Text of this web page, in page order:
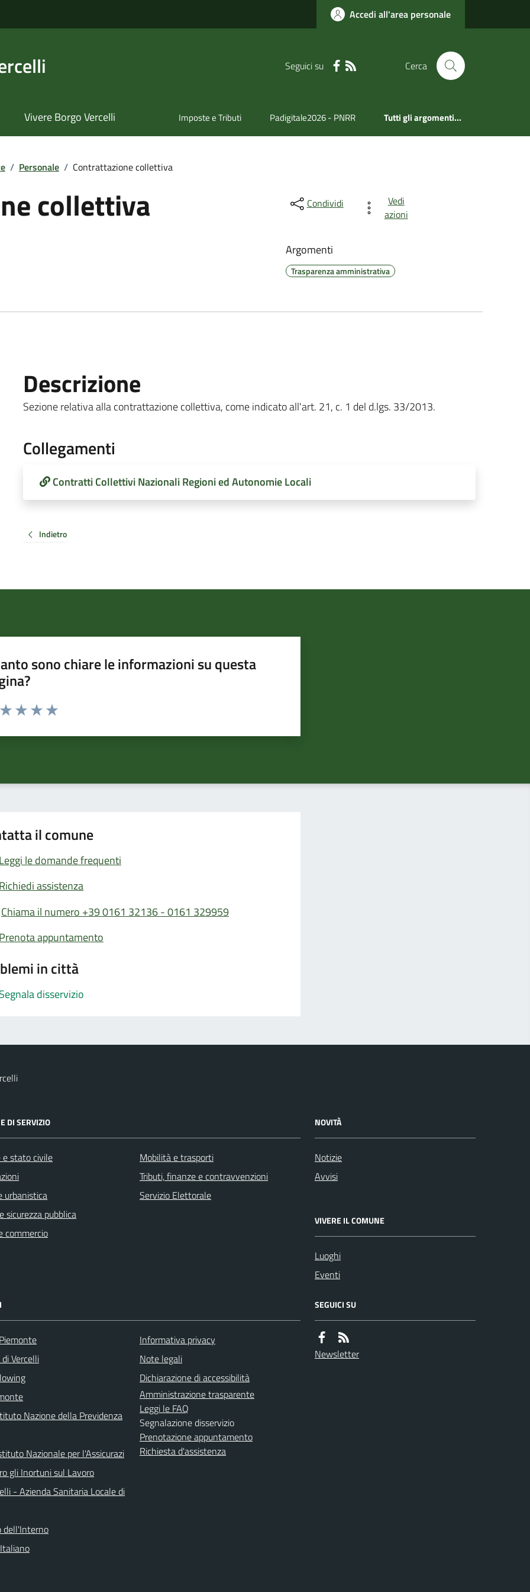
Accedi all'area personale
Seguici su Cerca
Vivere Borgo Vercelli Imposte e Tributi Padigitale2026 - PNRR Tutti gli argomenti...
/ Personale / Contrattazione collettiva
collettiva Condividi
Vedi
azioni
Argomenti
Trasparenza amministrativa
Descrizione
Sezione relativa alla contrattazione collettiva, come indicato all'art. 21, c. 1 del d.lgs. 33/2013.
Collegamenti
Contratti Collettivi Nazionali Regioni ed Autonomie Locali
Indietro
sono chiare le informazioni su questa
da 1 a 5 stelle la pagina
il comune
Leggi le domande frequenti
Richiedi assistenza
Chiama il numero +39 0161 32136 - 0161 329959
Prenota appuntamento
in città
Segnala disservizio
DI SERVIZIO
e stato civile
urbanistica
sicurezza pubblica
commercio
Mobilità e trasporti
Tributi, finanze e contravvenzioni
Servizio Elettorale
NOVITÀ
Notizie
Avvisi
VIVERE IL COMUNE
Luoghi
Eventi
Vercelli
Nazione della Previdenza
Nazionale per l'Assicurazi
gli Inortuni sul Lavoro
- Azienda Sanitaria Locale di
dell'Interno
Informativa privacy
Note legali
Dichiarazione di accessibilità
Amministrazione trasparente
Leggi le FAQ
Segnalazione disservizio
Prenotazione appuntamento
Richiesta d'assistenza
SEGUICI SU
Newsletter